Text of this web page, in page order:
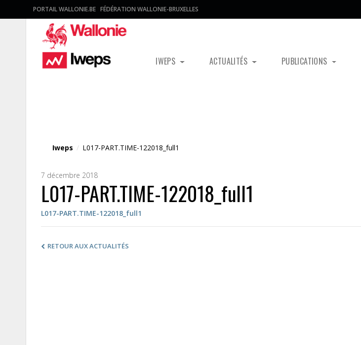
PORTAIL WALLONIE.BE FÉDÉRATION WALLONIE-BRUXELLES
IWEPS ACTUALITÉS PUBLICATIONS
Iweps / L017-PART.TIME-122018_full1
7 décembre 2018
L017-PART.TIME-122018_full1
L017-PART.TIME-122018_full1
RETOUR AUX ACTUALITÉS